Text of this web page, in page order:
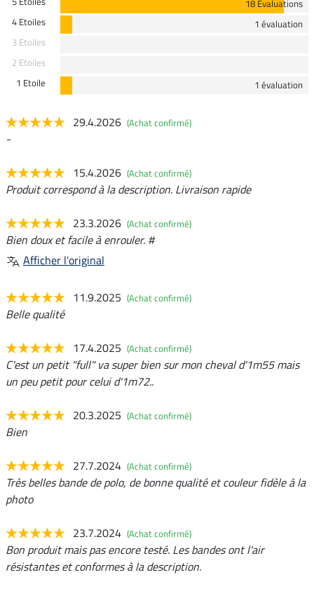
18 Evaluations
4 Etoiles
1 évaluation
3 Etoiles
2 Etoiles
1 Etoile
1 évaluation
29.4.2026 (Achat confirmé)
-
15.4.2026 (Achat confirmé)
Produit correspond à la description. Livraison rapide
23.3.2026 (Achat confirmé)
Bien doux et facile à enrouler. #
Afficher l'original
11.9.2025 (Achat confirmé)
Belle qualité
17.4.2025 (Achat confirmé)
C'est un petit "full" va super bien sur mon cheval d'1m55 mais
un peu petit pour celui d'1m72..
20.3.2025 (Achat confirmé)
Bien
27.7.2024 (Achat confirmé)
Très belles bande de polo, de bonne qualité et couleur fidèle à la
photo
23.7.2024 (Achat confirmé)
Bon produit mais pas encore testé. Les bandes ont l'air
résistantes et conformes à la description.